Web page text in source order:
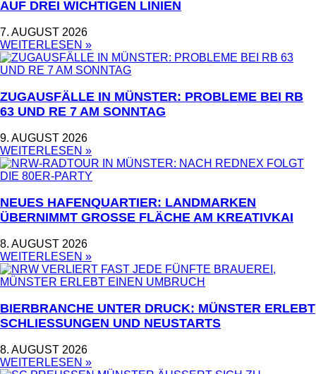
AUF DREI WICHTIGEN LINIEN
7. AUGUST 2026
WEITERLESEN »
ZUGAUSFÄLLE IN MÜNSTER: PROBLEME BEI RB
63 UND RE 7 AM SONNTAG
9. AUGUST 2026
WEITERLESEN »
NEUES HAFENQUARTIER: LANDMARKEN
ÜBERNIMMT GROSSE FLÄCHE AM KREATIVKAI
8. AUGUST 2026
WEITERLESEN »
BIERBRANCHE UNTER DRUCK: MÜNSTER ERLEBT
SCHLIESSUNGEN UND NEUSTARTS
8. AUGUST 2026
WEITERLESEN »